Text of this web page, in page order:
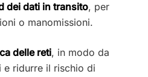
dei dati in transito, per
o manomissioni.
delle reti, in modo da
e ridurre il rischio di